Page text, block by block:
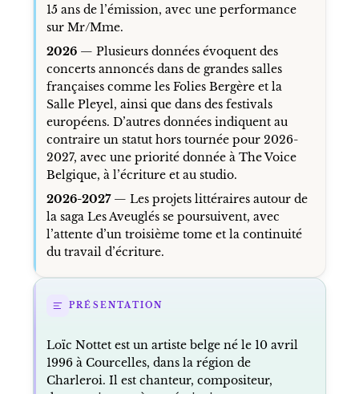
15 ans de l’émission, avec une performance
sur Mr/Mme.
2026— Plusieurs données évoquent des
concerts annoncés dans de grandes salles
françaises comme les Folies Bergère et la
Salle Pleyel, ainsi que dans des festivals
européens. D’autres données indiquent au
contraire un statut hors tournée pour 2026-
2027, avec une priorité donnée à The Voice
Belgique, à l’écriture et au studio.
2026-2027— Les projets littéraires autour de
la saga Les Aveuglés se poursuivent, avec
l’attente d’un troisième tome et la continuité
du travail d’écriture.
PRÉSENTATION
Loïc Nottet est un artiste belge né le 10 avril
1996 à Courcelles, dans la région de
Charleroi. Il est chanteur, compositeur,